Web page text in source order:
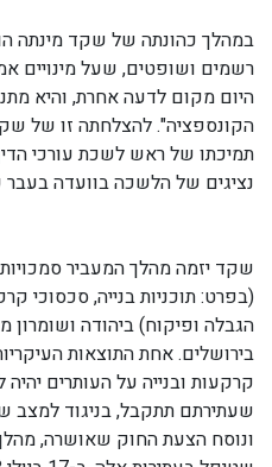
רשמים ושופטים, שעל מינויים
היום מקום לדעה אחרת, והיא
הקונספציה". להצלחתה זו של
תמיכתו של ראש לשכת עורכי
נציגים של הלשכה בוועדה
שקד יזמה מהלך המעביר סמכויות
(בפרט: תוכניות בנייה, סכסוכי
הגבלה ופיקוח) ביהודה
בירושלים. אחת התוצאות
קרקעות ובנייה על העותרים
שעתירתם תתקבל, בניגוד למצב
ונוסח הצעת החוק שאושרה,